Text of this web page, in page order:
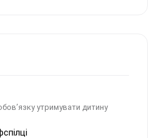
утримувати дитину